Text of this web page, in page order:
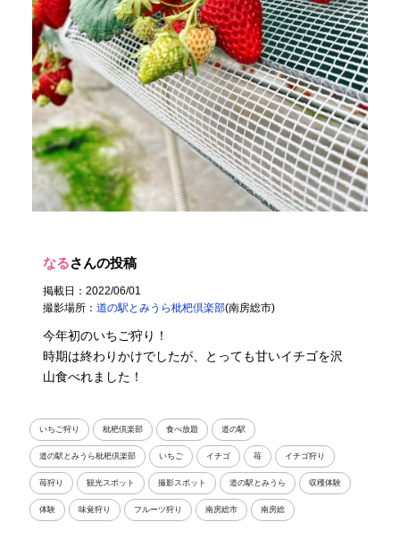
なるさんの投稿
掲載日：2022/06/01
撮影場所：道の駅とみうら枇杷倶楽部(南房総市)
今年初のいちご狩り！
時期は終わりかけでしたが、とっても甘いイチゴを沢
山食べれました！
いちご狩り 枇杷倶楽部 食べ放題 道の駅
道の駅とみうら枇杷倶楽部 いちご イチゴ 苺 イチゴ狩り
苺狩り 観光スポット 撮影スポット 道の駅とみうら 収穫体験
体験 味覚狩り フルーツ狩り 南房総市 南房総